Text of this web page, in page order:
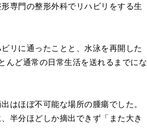
専門の整形外科でリハビリをする生
リに通ったことと、水泳を再開した
んど通常の日常生活を送れるまでにな
はほぼ不可能な場所の腫瘍でした。
半分ほどしか摘出できず「また大き